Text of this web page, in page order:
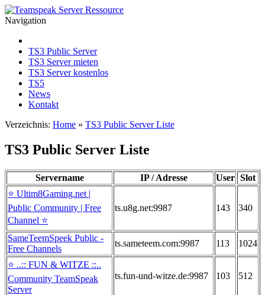
Navigation
TS3 Public Server
TS3 Server mieten
TS3 Server kostenlos
TS5
News
Kontakt
Verzeichnis: Home » TS3 Public Server Liste
TS3 Public Server Liste
Servername IP / Adresse User Slot
⭐ Ultim8Gaming.net |
Public Community | Free
Channel ⭐
ts.u8g.net:9987 143 340
SameTeemSpeek Public -
Free Channels
ts.sameteem.com:9987 113 1024
⭐️ ..:: FUN & WITZE ::..
Community TeamSpeak
Server
ts.fun-und-witze.de:9987 103 512